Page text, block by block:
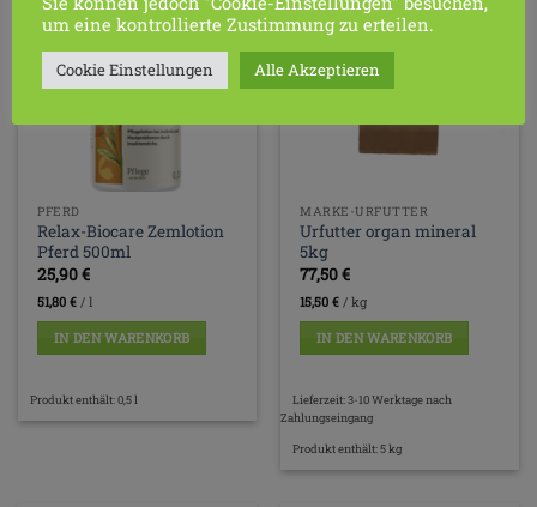
PFERD
Relax-Biocare Zemlotion
Pferd 500ml
25,90€
51,80€ /l
IN DEN WARENKORB
Produkt enthält: 0,5l
MARKE-URFUTTER
Urfutter organ mineral
5kg
77,50€
15,50€ /kg
IN DEN WARENKORB
Lieferzeit:3-10 Werktage nach
Zahlungseingang
Produkt enthält: 5kg
um eine kontrollierte Zustimmung zu erteilen.
Cookie Einstellungen Alle Akzeptieren